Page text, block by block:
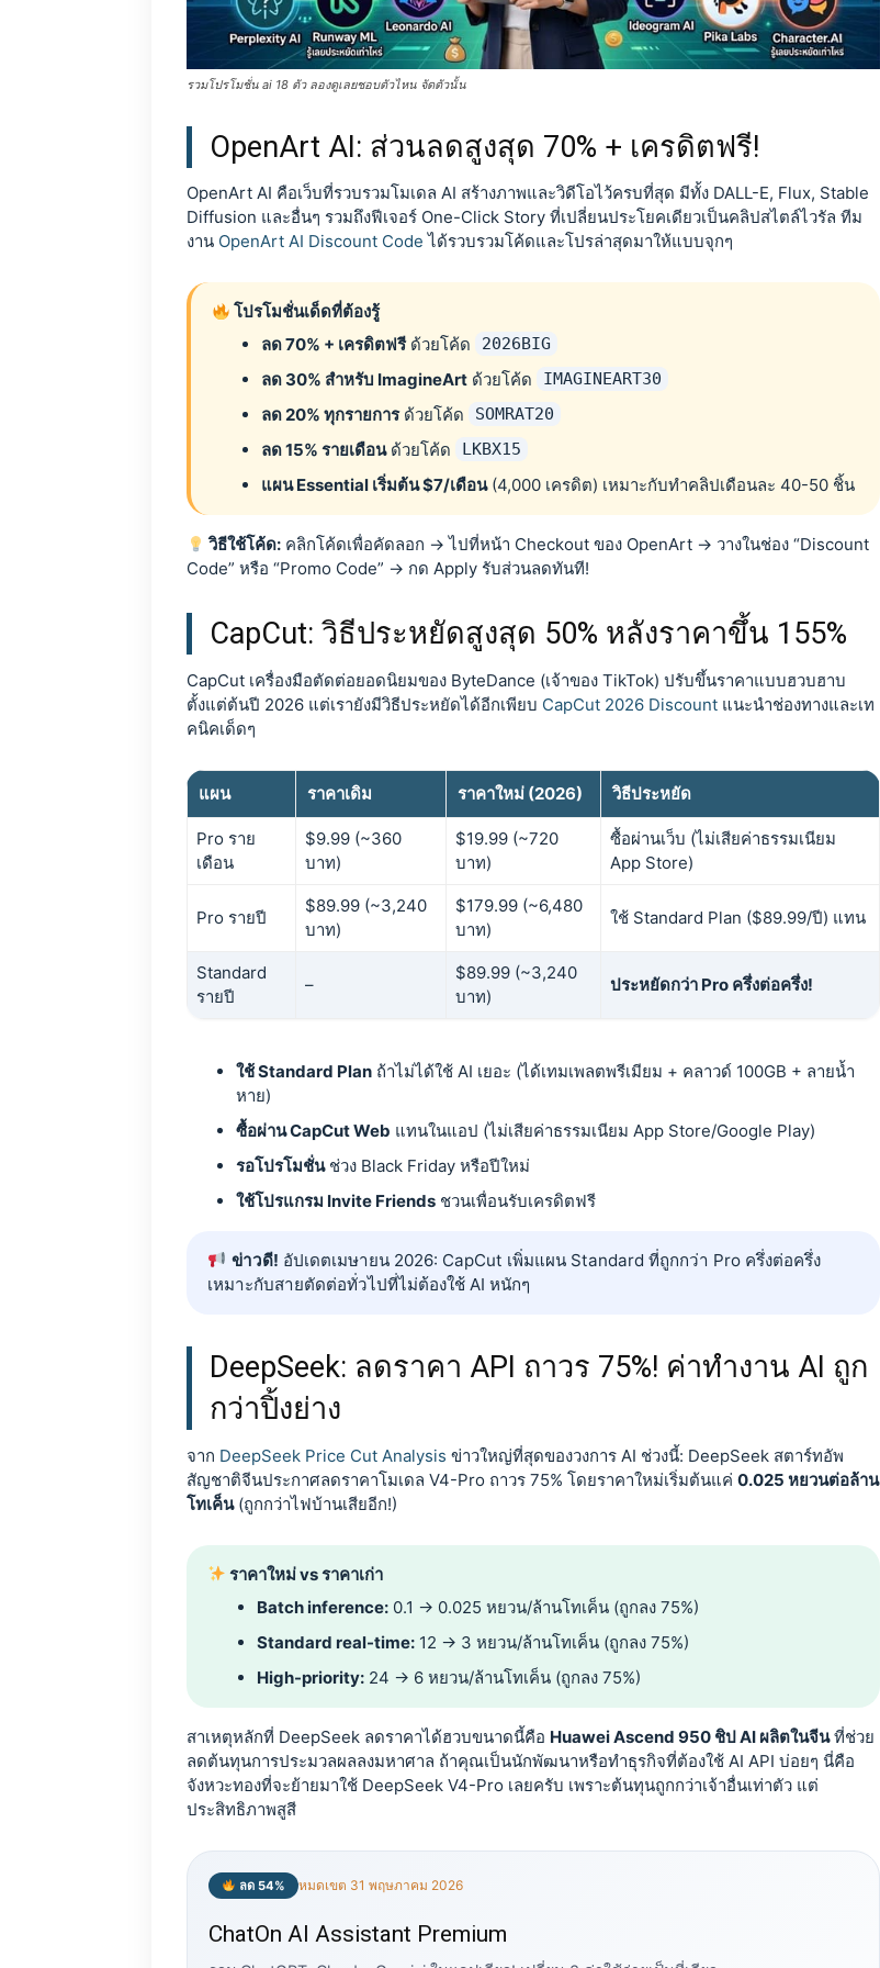
รวมโปรโมชั่น ai 18 ตัว ลองดูเลยชอบตัวไหน จัดตัวนั้น
OpenArt AI: ส่วนลดสูงสุด 70% + เครดิตฟรี!
OpenArt AI คือเว็บที่รวบรวมโมเดล AI สร้างภาพและวิดีโอไว้ครบที่สุด มีทั้ง DALL-E, Flux, Stable
Diffusion และอื่นๆ รวมถึงฟีเจอร์ One-Click Story ที่เปลี่ยนประโยคเดียวเป็นคลิปสไตล์ไวรัล ทีม
งาน OpenArt AI Discount Code ได้รวบรวมโค้ดและโปรล่าสุดมาให้แบบจุกๆ
โปรโมชั่นเด็ดที่ต้องรู้
ลด 70% + เครดิตฟรีด้วยโค้ด 2026BIG
ลด 30% สำหรับ ImagineArt ด้วยโค้ด IMAGINEART30
ลด 20% ทุกรายการด้วยโค้ด SOMRAT20
ลด 15% รายเดือนด้วยโค้ด LKBX15
แผน Essential เริ่มต้น $7/เดือน(4,000 เครดิต) เหมาะกับทำคลิปเดือนละ 40-50 ชิ้น
วิธีใช้โค้ด: คลิกโค้ดเพื่อคัดลอก → ไปที่หน้า Checkout ของ OpenArt → วางในช่อง “Discount
Code” หรือ “Promo Code” → กด Apply รับส่วนลดทันที!
CapCut: วิธีประหยัดสูงสุด 50% หลังราคาขึ้น 155%
CapCut เครื่องมือตัดต่อยอดนิยมของ ByteDance (เจ้าของ TikTok) ปรับขึ้นราคาแบบฮวบฮาบ
ตั้งแต่ต้นปี 2026 แต่เรายังมีวิธีประหยัดได้อีกเพียบ CapCut 2026 Discount แนะนำช่องทางและเท
คนิคเด็ดๆ
แผน ราคาเดิม ราคาใหม่ (2026) วิธีประหยัด
Pro ราย
เดือน
$9.99 (~360
บาท)
$19.99 (~720
บาท)
ซื้อผ่านเว็บ (ไม่เสียค่าธรรมเนียม
App Store)
Pro รายปี
$89.99 (~3,240
บาท)
$179.99 (~6,480
บาท)
ใช้ Standard Plan ($89.99/ปี) แทน
Standard
รายปี
–
$89.99 (~3,240
บาท)
ประหยัดกว่า Pro ครึ่งต่อครึ่ง!
ใช้ Standard Plan ถ้าไม่ได้ใช้ AI เยอะ (ได้เทมเพลตพรีเมียม + คลาวด์ 100GB + ลายน้ำ
หาย)
ซื้อผ่าน CapCut Web แทนในแอป (ไม่เสียค่าธรรมเนียม App Store/Google Play)
รอโปรโมชั่นช่วง Black Friday หรือปีใหม่
ใช้โปรแกรม Invite Friends ชวนเพื่อนรับเครดิตฟรี
ข่าวดี! อัปเดตเมษายน 2026: CapCut เพิ่มแผน Standard ที่ถูกกว่า Pro ครึ่งต่อครึ่ง
เหมาะกับสายตัดต่อทั่วไปที่ไม่ต้องใช้ AI หนักๆ
DeepSeek: ลดราคา API ถาวร 75%! ค่าทำงาน AI ถูก
กว่าปิ้งย่าง
จาก DeepSeek Price Cut Analysis ข่าวใหญ่ที่สุดของวงการ AI ช่วงนี้: DeepSeek สตาร์ทอัพ
สัญชาติจีนประกาศลดราคาโมเดล V4-Pro ถาวร 75% โดยราคาใหม่เริ่มต้นแค่ 0.025 หยวนต่อล้าน
โทเค็น(ถูกกว่าไฟบ้านเสียอีก!)
ราคาใหม่ vs ราคาเก่า
Batch inference: 0.1 → 0.025 หยวน/ล้านโทเค็น (ถูกลง 75%)
Standard real-time: 12 → 3 หยวน/ล้านโทเค็น (ถูกลง 75%)
High-priority: 24 → 6 หยวน/ล้านโทเค็น (ถูกลง 75%)
สาเหตุหลักที่ DeepSeek ลดราคาได้ฮวบขนาดนี้คือ Huawei Ascend 950 ชิป AI ผลิตในจีนที่ช่วย
ลดต้นทุนการประมวลผลลงมหาศาล ถ้าคุณเป็นนักพัฒนาหรือทำธุรกิจที่ต้องใช้ AI API บ่อยๆ นี่คือ
จังหวะทองที่จะย้ายมาใช้ DeepSeek V4-Pro เลยครับ เพราะต้นทุนถูกกว่าเจ้าอื่นเท่าตัว แต่
ประสิทธิภาพสูสี
ลด 54% หมดเขต 31 พฤษภาคม 2026
ChatOn AI Assistant Premium